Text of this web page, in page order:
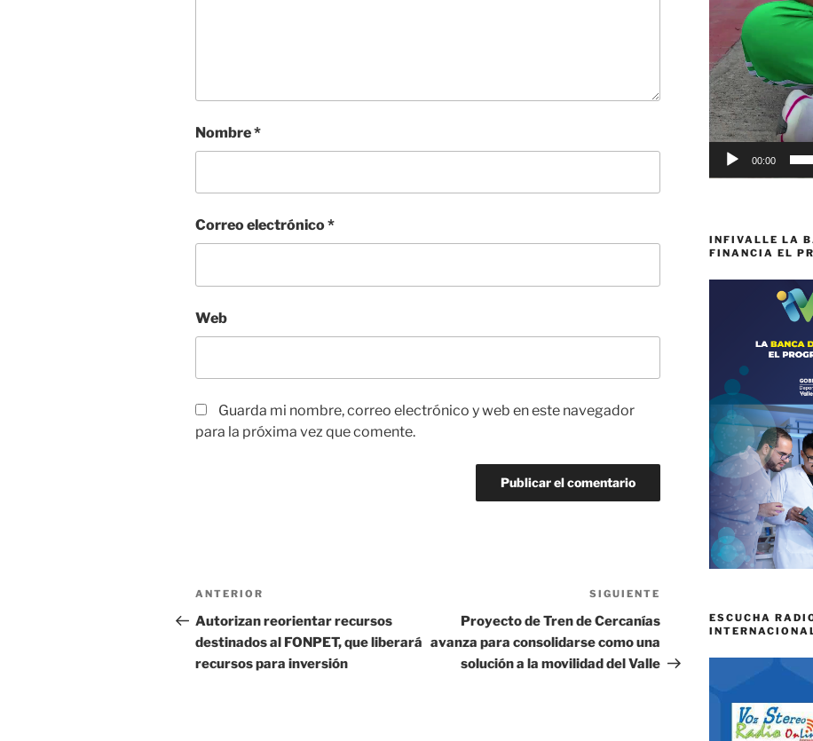
Nombre*
Correo electrónico*
Web
Guarda mi nombre, correo electrónico y web en este navegador
para la próxima vez que comente.
Navegación
de
entradas
Entrada
anterior:
ANTERIOR
Autorizan reorientar recursos
destinados al FONPET, que liberará
recursos para inversión
entrada
SIGUIENTE
Proyecto de Tren de Cercanías
avanza para consolidarse como una
solución a la movilidad del Valle
00:00
INFIVALLE LA
FINANCIA EL
ESCUCHA